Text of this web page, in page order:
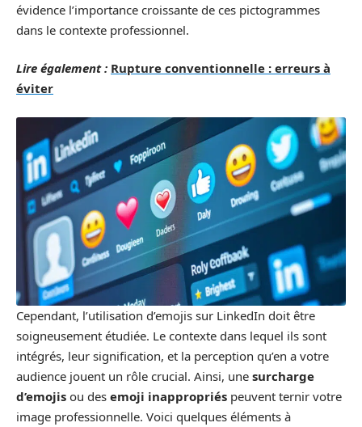
évidence l’importance croissante de ces pictogrammes
dans le contexte professionnel.
Lire également : Rupture conventionnelle : erreurs à
éviter
Cependant, l’utilisation d’emojis sur LinkedIn doit être
soigneusement étudiée. Le contexte dans lequel ils sont
intégrés, leur signification, et la perception qu’en a votre
audience jouent un rôle crucial. Ainsi, une surcharge
d’emojis ou des emoji inappropriés peuvent ternir votre
image professionnelle. Voici quelques éléments à